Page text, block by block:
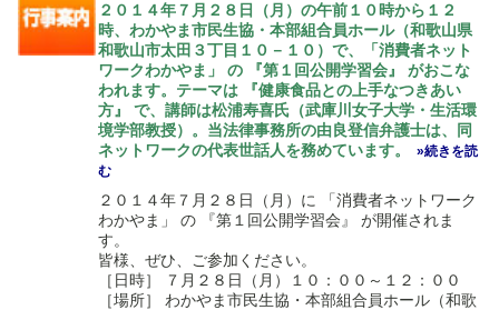
２０１４年７月２８日（月）の午前１０時から１２
時、わかやま市民生協・本部組合員ホール（和歌山県
和歌山市太田３丁目１０－１０）で、「消費者ネット
ワークわかやま」 の 『第１回公開学習会』 がおこな
われます。テーマは 『健康食品との上手なつきあい
方』 で、講師は松浦寿喜氏（武庫川女子大学・生活環
境学部教授）。当法律事務所の由良登信弁護士は、同
ネットワークの代表世話人を務めています。
»続きを読
む
２０１４年７月２８日（月）に 「消費者ネットワーク
わかやま」 の 『第１回公開学習会』 が開催されま
す。
皆様、ぜひ、ご参加ください。
［日時］ ７月２８日（月）１０：００～１２：００
［場所］ わかやま市民生協・本部組合員ホール（和歌